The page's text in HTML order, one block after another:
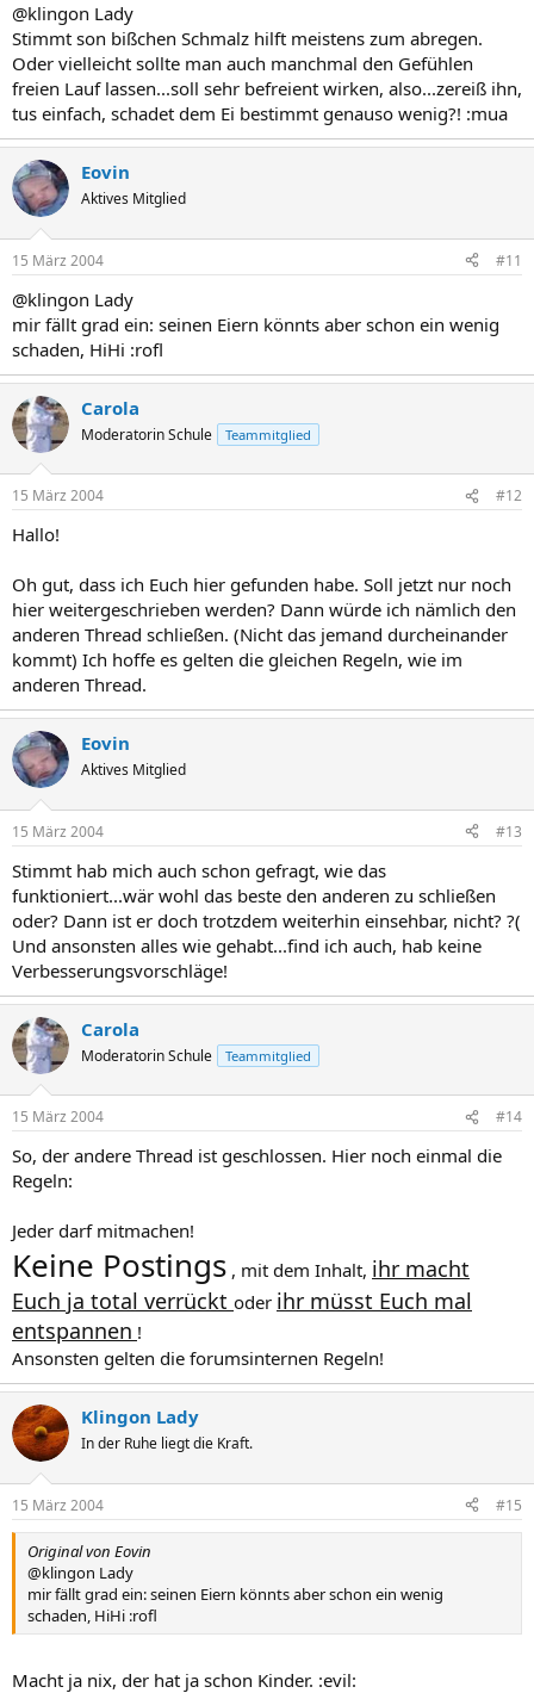
@klingon Lady
Stimmt son bißchen Schmalz hilft meistens zum abregen.
Oder vielleicht sollte man auch manchmal den Gefühlen
freien Lauf lassen...soll sehr befreient wirken, also...zereiß ihn,
tus einfach, schadet dem Ei bestimmt genauso wenig?! :mua
Eovin
Aktives Mitglied
15 März 2004 #11
@klingon Lady
mir fällt grad ein: seinen Eiern könnts aber schon ein wenig
schaden, HiHi :rofl
Carola
Moderatorin Schule Teammitglied
15 März 2004 #12
Hallo!
Oh gut, dass ich Euch hier gefunden habe. Soll jetzt nur noch
hier weitergeschrieben werden? Dann würde ich nämlich den
anderen Thread schließen. (Nicht das jemand durcheinander
kommt) Ich hoffe es gelten die gleichen Regeln, wie im
anderen Thread.
Eovin
Aktives Mitglied
15 März 2004 #13
Stimmt hab mich auch schon gefragt, wie das
funktioniert...wär wohl das beste den anderen zu schließen
oder? Dann ist er doch trotzdem weiterhin einsehbar, nicht? ?(
Und ansonsten alles wie gehabt...find ich auch, hab keine
Verbesserungsvorschläge!
Carola
Moderatorin Schule Teammitglied
15 März 2004 #14
So, der andere Thread ist geschlossen. Hier noch einmal die
Regeln:
Jeder darf mitmachen!
Keine Postings , mit dem Inhalt, ihr macht
Euch ja total verrückt oder ihr müsst Euch mal
entspannen !
Ansonsten gelten die forumsinternen Regeln!
Klingon Lady
In der Ruhe liegt die Kraft.
15 März 2004 #15
Original von Eovin
@klingon Lady
mir fällt grad ein: seinen Eiern könnts aber schon ein wenig
schaden, HiHi :rofl
Macht ja nix, der hat ja schon Kinder. :evil: